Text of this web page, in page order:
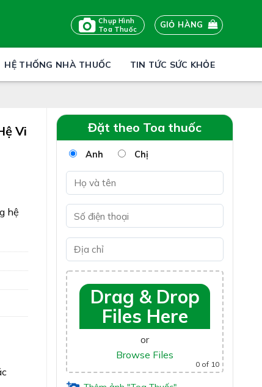
Chụp Hình
Toa Thuốc
GIỎ HÀNG
HỆ THỐNG NHÀ THUỐC TIN TỨC SỨC KHỎE
Đặt theo Toa thuốc
Anh Chị
Drag & Drop
Files Here
or
Browse Files
0 of 10
Vi
hệ
do